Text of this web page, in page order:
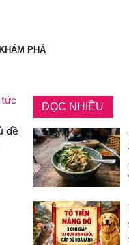
KHÁM PHÁ
tức
đề
ĐỌC NHIỀU